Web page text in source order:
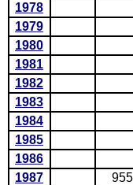
1978
1979
1980
1981
1982
1983
1984
1985
1986
1987
955